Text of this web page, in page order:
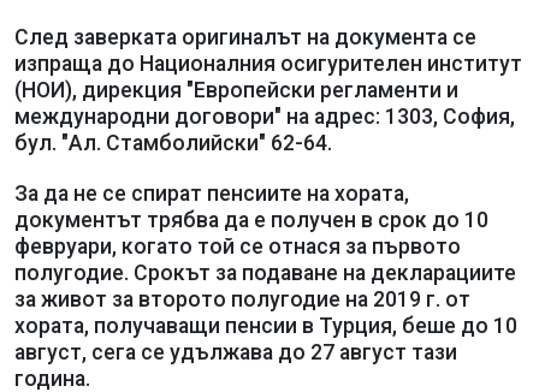
След заверката оригиналът на документа се
изпраща до Националния осигурителен институт
(НОИ), дирекция "Европейски регламенти и
международни договори" на адрес: 1303, София,
бул. "Ал. Стамболийски" 62-64.
За да не се спират пенсиите на хората,
документът трябва да е получен в срок до 10
февруари, когато той се отнася за първото
полугодие. Срокът за подаване на декларациите
за живот за второто полугодие на 2019 г. от
хората, получаващи пенсии в Турция, беше до 10
август, сега се удължава до 27 август тази
година.